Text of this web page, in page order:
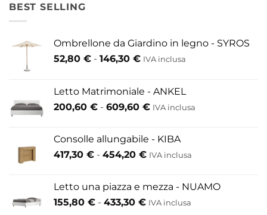
BEST SELLING
Ombrellone da Giardino in legno - SYROS
52,80 € - 146,30 €Fascia
da
52,80 €
146,30 €
IVA inclusa
Letto Matrimoniale - ANKEL
200,60 € - 609,60 €Fascia
da
200,60 €
609,60 €
IVA inclusa
Consolle allungabile - KIBA
417,30 € - 454,20 €Fascia
da
417,30 €
IVA inclusa
Letto una piazza e mezza - NUAMO
155,80 € - 433,30 €Fascia
IVA inclusa